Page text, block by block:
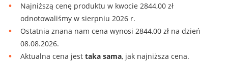
Najniższą cenę produktu w kwocie 2844,00 zł
odnotowaliśmy w sierpniu 2026 r.
Ostatnia znana nam cena wynosi 2844,00 zł na dzień
08.08.2026.
Aktualna cena jest taka sama, jak najniższa cena.